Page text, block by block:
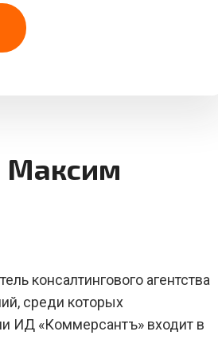
Максим
консалтингового агентства
среди которых
ИД «Коммерсантъ» входит в